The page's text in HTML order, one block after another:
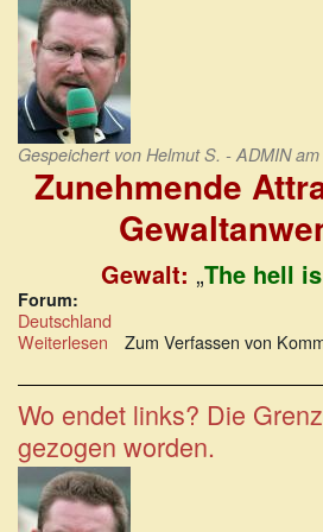
Gespeichert von Helmut S. - ADMINam
Zunehmende
Gewalt: „The hell
Forum:
Deutschland
Weiterlesen über
Attraktivität
der
Gewaltanwendung
Zum Verfassen von
Wo endet links? Die
gezogen worden.